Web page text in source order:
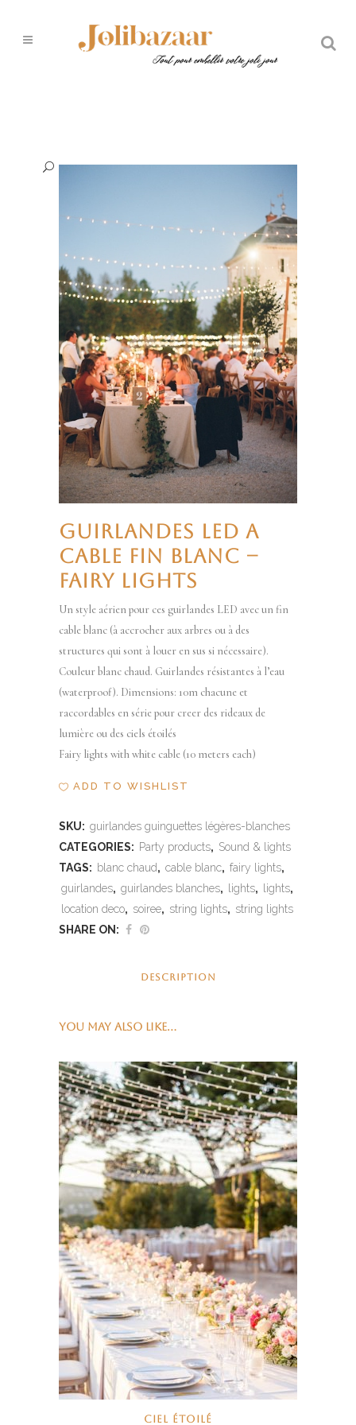
GUIRLANDES LED A
CABLE FIN BLANC –
FAIRY LIGHTS
Un style aérien pour ces guirlandes LED avec un fin
cable blanc (à accrocher aux arbres ou à des
structures qui sont à louer en sus si nécessaire).
Couleur blanc chaud. Guirlandes résistantes à l’eau
(waterproof). Dimensions: 10m chacune et
raccordables en série pour creer des rideaux de
lumière ou des ciels étoilés
Fairy lights with white cable (10 meters each)
ADD TO WISHLIST
SKU: guirlandes guinguettes légères-blanches
CATEGORIES: Party products, Sound & lights
TAGS: blanc chaud, cable blanc, fairy lights,
guirlandes, guirlandes blanches, lights, lights,
location deco, soiree, string lights, string lights
SHARE ON:
DESCRIPTION
YOU MAY ALSO LIKE…
CIEL ÉTOILÉ